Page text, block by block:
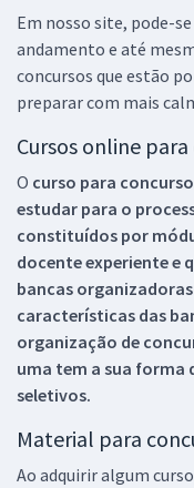
Em nosso site, pode-
andamento e até
concursos que estão
preparar com mais
Cursos online
O curso para
estudar para o
constituídos por
docente experiente e
bancas
características das
organização de
uma tem a sua forma
seletivos.
Material para
Ao adquirir algum